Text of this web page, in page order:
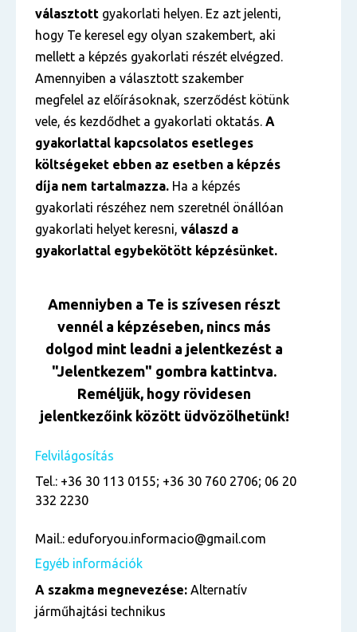
választott gyakorlati helyen. Ez azt jelenti,
hogy Te keresel egy olyan szakembert, aki
mellett a képzés gyakorlati részét elvégzed.
Amennyiben a választott szakember
megfelel az előírásoknak, szerződést kötünk
vele, és kezdődhet a gyakorlati oktatás. A
gyakorlattal kapcsolatos esetleges
költségeket ebben az esetben a képzés
díja nem tartalmazza. Ha a képzés
gyakorlati részéhez nem szeretnél önállóan
gyakorlati helyet keresni, válaszd a
gyakorlattal egybekötött képzésünket.
Amenniyben a Te is szívesen részt
vennél a képzéseben, nincs más
dolgod mint leadni a jelentkezést a
"Jelentkezem" gombra kattintva.
Reméljük, hogy rövidesen
jelentkezőink között üdvözölhetünk!
Felvilágosítás
Tel.: +36 30 113 0155; +36 30 760 2706; 06 20
332 2230
Mail.: eduforyou.informacio@gmail.com
Egyéb információk
A szakma megnevezése: Alternatív
járműhajtási technikus